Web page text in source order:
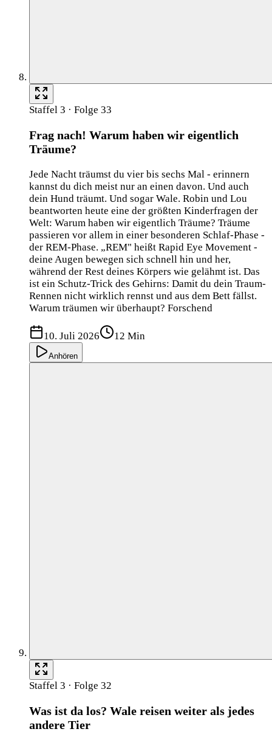
Staffel 3 · Folge 33
Frag nach! Warum haben wir eigentlich
Träume?
Jede Nacht träumst du vier bis sechs Mal - erinnern
kannst du dich meist nur an einen davon. Und auch
dein Hund träumt. Und sogar Wale. Robin und Lou
beantworten heute eine der größten Kinderfragen der
Welt: Warum haben wir eigentlich Träume? Träume
passieren vor allem in einer besonderen Schlaf-Phase -
der REM-Phase. „REM" heißt Rapid Eye Movement -
deine Augen bewegen sich schnell hin und her,
während der Rest deines Körpers wie gelähmt ist. Das
ist ein Schutz-Trick des Gehirns: Damit du dein Traum-
Rennen nicht wirklich rennst und aus dem Bett fällst.
Warum träumen wir überhaupt? Forschend
10. Juli 2026 12 Min
Anhören
Staffel 3 · Folge 32
Was ist da los? Wale reisen weiter als jedes
andere Tier